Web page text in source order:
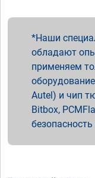
Наши
обладают
применяем
Autel) и чип
Bitbox,